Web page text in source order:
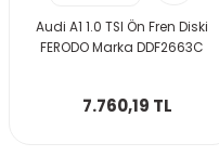
Audi A1 1.0 TSI Ön Fren Diski
FERODO Marka DDF2663C
7.760,19 TL